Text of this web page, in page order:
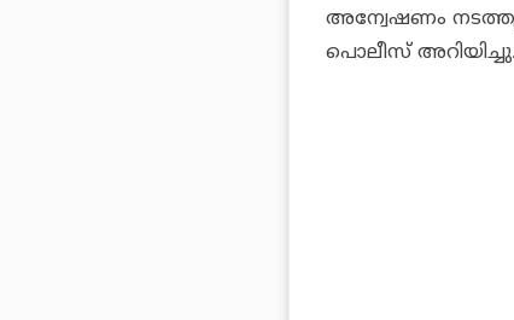
അന്വേഷണം
പൊലീസ് അറിയിച്ചു.